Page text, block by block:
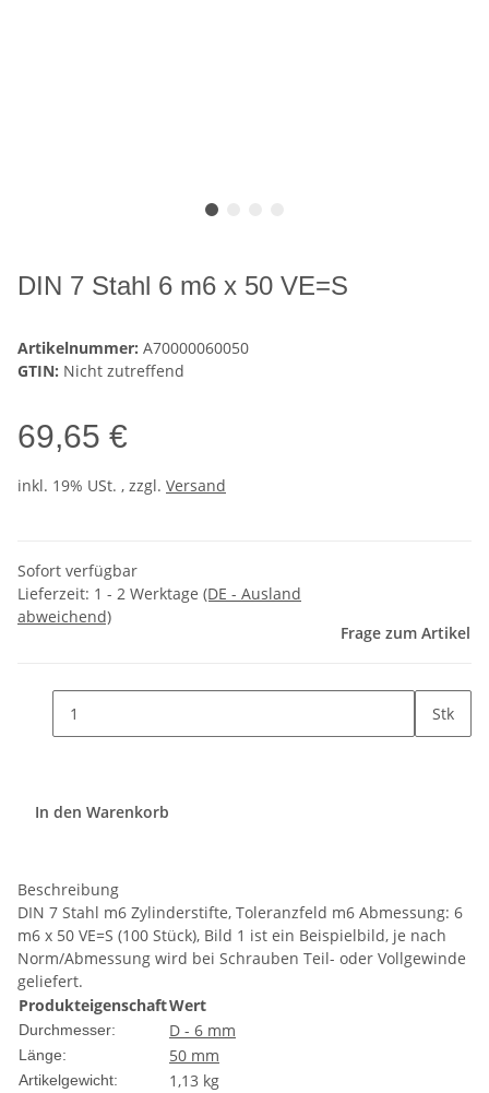
DIN 7 Stahl 6 m6 x 50 VE=S
Artikelnummer: A70000060050
GTIN: Nicht zutreffend
69,65 €
inkl. 19% USt. , zzgl. Versand
Sofort verfügbar
Lieferzeit: 1 - 2 Werktage (DE - Ausland
abweichend)
Frage zum Artikel
Stk
In den Warenkorb
Beschreibung
DIN 7 Stahl m6 Zylinderstifte, Toleranzfeld m6 Abmessung: 6
m6 x 50 VE=S (100 Stück), Bild 1 ist ein Beispielbild, je nach
Norm/Abmessung wird bei Schrauben Teil- oder Vollgewinde
geliefert.
ProdukteigenschaftWert
Durchmesser: D - 6 mm
Länge: 50 mm
Artikelgewicht: 1,13 kg